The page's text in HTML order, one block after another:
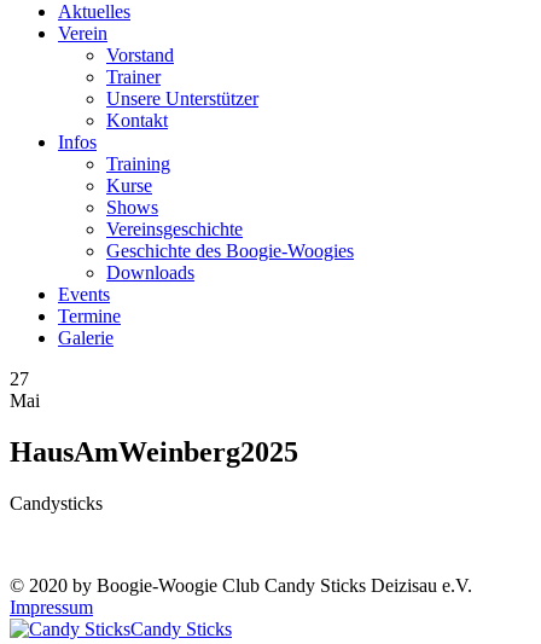
Aktuelles
Verein
Vorstand
Trainer
Unsere Unterstützer
Kontakt
Infos
Training
Kurse
Shows
Vereinsgeschichte
Geschichte des Boogie-Woogies
Downloads
Events
Termine
Galerie
27
Mai
HausAmWeinberg2025
Candysticks
© 2020 by Boogie-Woogie Club Candy Sticks Deizisau e.V.
Impressum
Candy Sticks